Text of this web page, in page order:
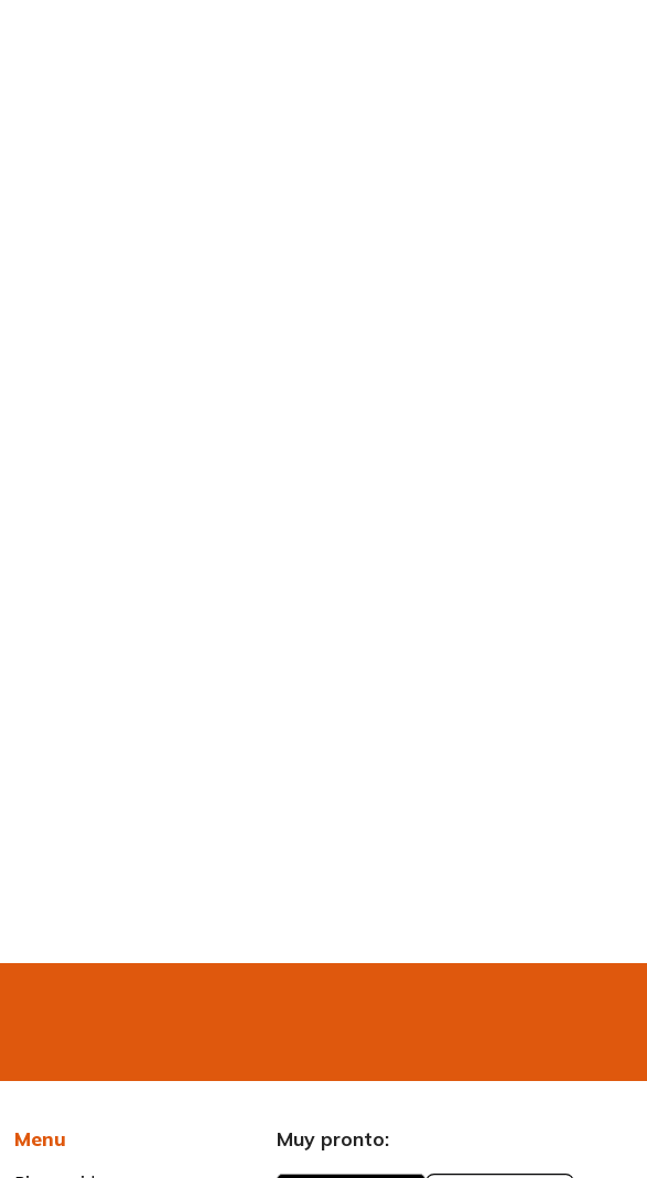
Menu Muy pronto: